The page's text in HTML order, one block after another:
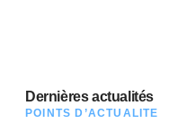
Dernières actualités
POINTS D’ACTUALITÉ